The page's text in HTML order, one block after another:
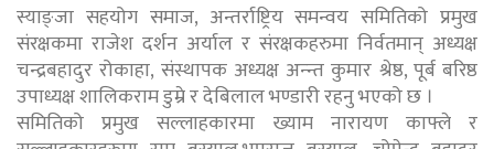
स्याङ्जा सहयोग समाज, अन्तर्राष्ट्रिय समन्वय समितिको प्रमुख
संरक्षकमा राजेश दर्शन अर्याल र संरक्षकहरुमा निर्वतमान् अध्यक्ष
चन्द्रबहादुर रोकाहा, संस्थापक अध्यक्ष अन्न्त कुमार श्रेष्ठ, पूर्ब बरिष्ठ
उपाध्यक्ष शालिकराम डुम्रे र देबिलाल भण्डारी रहनु भएको छ ।
समितिको प्रमुख सल्लाहकारमा ख्याम नारायण काफ्ले र